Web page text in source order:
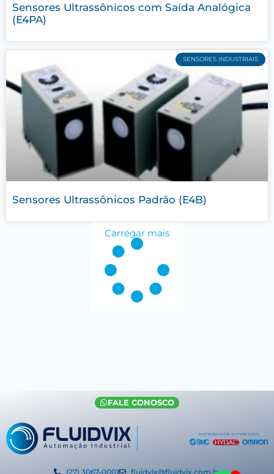
Sensores Ultrassônicos com Saída Analógica
(E4PA)
SENSORES INDUSTRIAIS
Sensores Ultrassônicos Padrão (E4B)
Carregar mais
(27) 3067-0001 fluidvix@fluidvix.com.br
FALE CONOSCO